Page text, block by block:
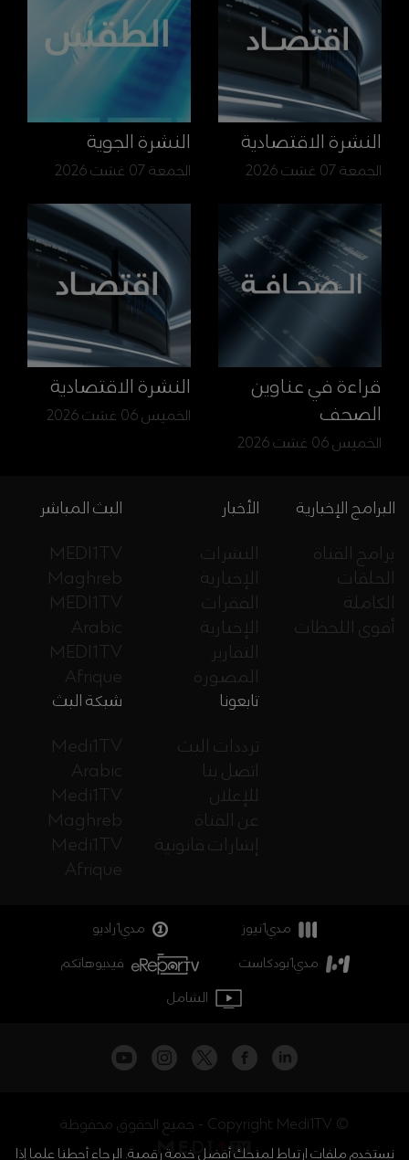
النشرة الاقتصادية
الجمعة 07 غشت 2026
النشرة الجوية
الجمعة 07 غشت 2026
قراءة في عناوين
الصحف
الخميس 06 غشت 2026
النشرة الاقتصادية
الخميس 06 غشت 2026
البث المباشر
MEDI1TV
Maghreb
MEDI1TV
Arabic
MEDI1TV
Afrique
الأخبار
النشرات
الإخبارية
الفقرات
الإخبارية
التقارير
المصورة
البرامج الإخبارية
برامج القناة
الحلقات
الكاملة
أقوى اللحظات
شبكة البث
Medi1TV
Arabic
Medi1TV
Maghreb
Medi1TV
Afrique
تابعونا
ترددات البث
اتصل بنا
للإعلان
عن القناة
إشارات قانونية
مدي1نيوز
مدي1راديو
مدي1بودكاست
فيديوهاتكم
الشامل
جميع الحقوق محفوظة - Copyright Medi1TV ©
نستخدم ملفات ارتباط لمنحك أفضل خدمة رقمية. الرجاء أحطنا علما إذا